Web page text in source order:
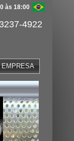
às 18:00
4922
EMPRESA